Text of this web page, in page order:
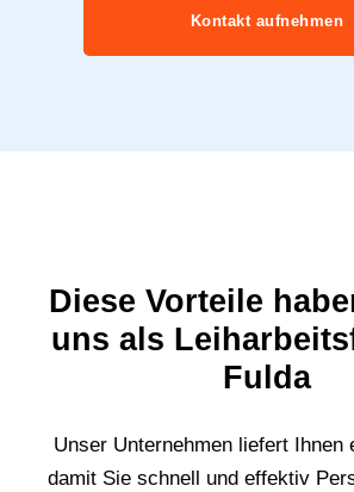
Kontakt aufnehmen
Diese Vorteile
uns als
Fulda
Unser Unternehmen liefert Ihnen
damit Sie schnell und effektiv